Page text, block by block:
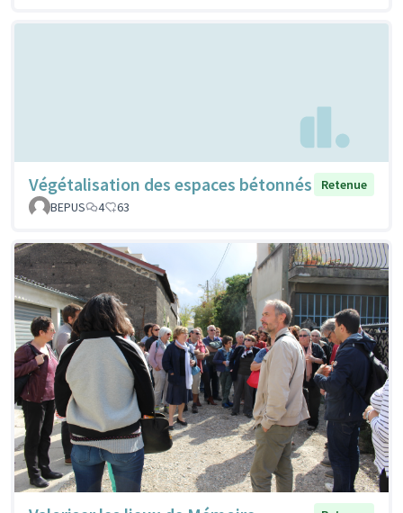
Végétalisation des espaces bétonnés
Retenue
BEPUS
4 63